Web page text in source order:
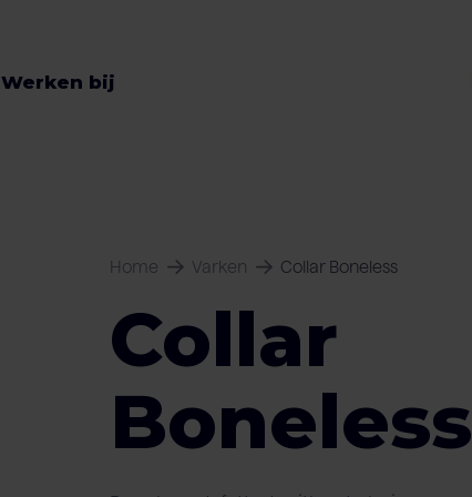
Werken bij
Home Varken Collar Boneless
Collar
Boneless